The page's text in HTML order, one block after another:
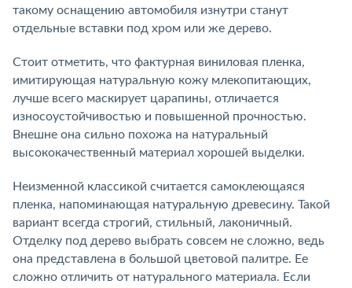
такому оснащению автомобиля изнутри станут
отдельные вставки под хром или же дерево.
Стоит отметить, что фактурная виниловая пленка,
имитирующая натуральную кожу млекопитающих,
лучше всего маскирует царапины, отличается
износоустойчивостью и повышенной прочностью.
Внешне она сильно похожа на натуральный
высококачественный материал хорошей выделки.
Неизменной классикой считается самоклеющаяся
пленка, напоминающая натуральную древесину. Такой
вариант всегда строгий, стильный, лаконичный.
Отделку под дерево выбрать совсем не сложно, ведь
она представлена в большой цветовой палитре. Ее
сложно отличить от натурального материала. Если